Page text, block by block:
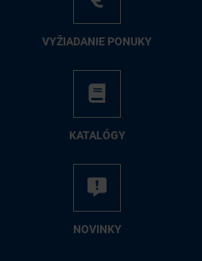
VY­ŽIA­DA­NIE PO­NU­KY
KA­TA­LÓ­GY
NO­VIN­KY